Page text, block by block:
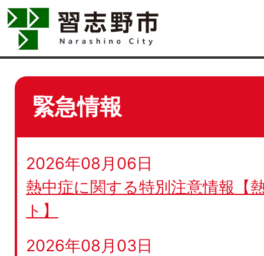
緊急情報
2026年08月06日
熱中症に関する特別注意情報【
ト】
2026年08月03日